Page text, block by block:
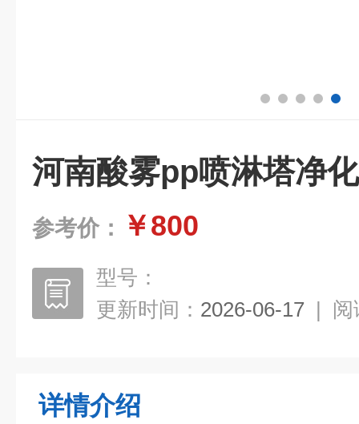
河南酸雾pp喷淋塔净
参考价： ￥800
型号：
更新时间： 2026-06-17 | 阅
详情介绍